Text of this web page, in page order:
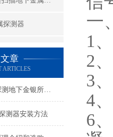
探测器
美国怀特（While's）V3i地下金属探测器
属探测器
多 >>
章
ARTICLES
地下金属探测器探测地下金银所要注意的事项
测器安装方法
一
1
2
3
4
6